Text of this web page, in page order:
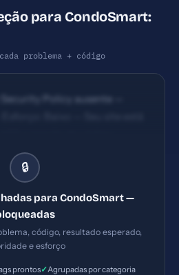
para CondoSmart:
problema + código
Policy ausente —
#2: X-Frame-Options ausente
Esforço: Baixo — Seu site
#6: Tag H1 ausente —
— Esforço: Baixo
🔒
para CondoSmart —
código, resultado esperado,
e esforço
prontos✓Agrupadas por categoria